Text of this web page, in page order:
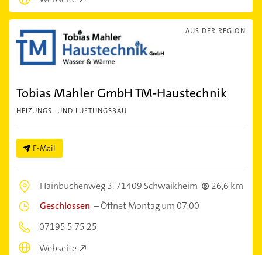
AUS DER REGION
Tobias Mahler GmbH TM-Haustechnik
HEIZUNGS- UND LÜFTUNGSBAU
E-Mail
Hainbuchenweg 3,71409 Schwaikheim
26,6 km
Geschlossen –Öffnet Montag um 07:00
07195 5 75 25
Webseite